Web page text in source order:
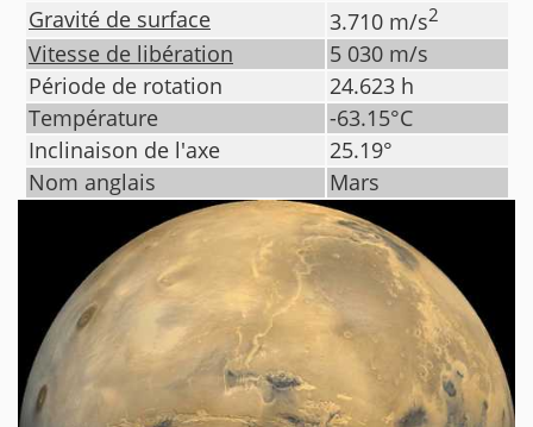
Gravité de surface 3.710 m/s2
Vitesse de libération 5 030 m/s
Période de rotation
24.623 h
Température
-63.15°C
Inclinaison de l'axe
25.19°
Nom anglais
Mars